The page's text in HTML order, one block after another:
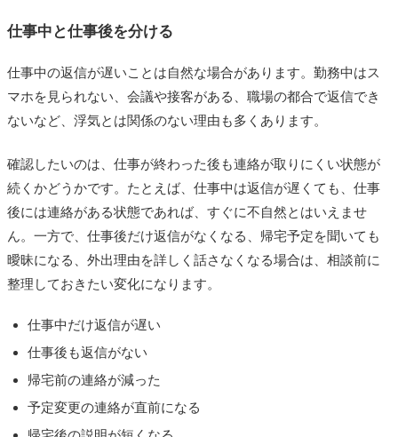
仕事中と仕事後を分ける
仕事中の返信が遅いことは自然な場合があります。勤務中はス
マホを見られない、会議や接客がある、職場の都合で返信でき
ないなど、浮気とは関係のない理由も多くあります。
確認したいのは、仕事が終わった後も連絡が取りにくい状態が
続くかどうかです。たとえば、仕事中は返信が遅くても、仕事
後には連絡がある状態であれば、すぐに不自然とはいえませ
ん。一方で、仕事後だけ返信がなくなる、帰宅予定を聞いても
曖昧になる、外出理由を詳しく話さなくなる場合は、相談前に
整理しておきたい変化になります。
仕事中だけ返信が遅い
仕事後も返信がない
帰宅前の連絡が減った
予定変更の連絡が直前になる